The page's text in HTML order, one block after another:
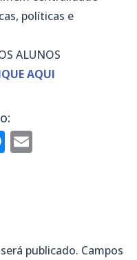
políticas e
ALUNOS
AQUI
Messenger
publicado. Campos